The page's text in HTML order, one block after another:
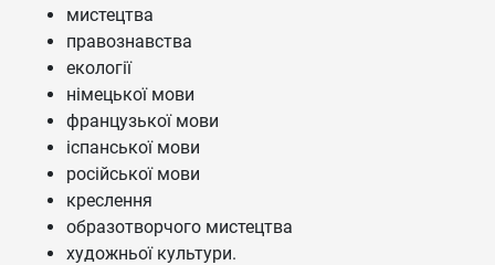
мистецтва
правознавства
екології
німецької мови
французької мови
іспанської мови
російської мови
креслення
образотворчого мистецтва
художньої культури.